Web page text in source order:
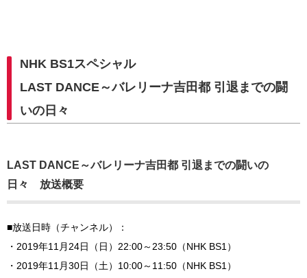
NHK BS1スペシャル
LAST DANCE～バレリーナ吉田都 引退までの闘
いの日々
LAST DANCE～バレリーナ吉田都 引退までの闘いの
日々 放送概要
■放送日時（チャンネル）：
・2019年11月24日（日）22:00～23:50（NHK BS1）
・2019年11月30日（土）10:00～11:50（NHK BS1）